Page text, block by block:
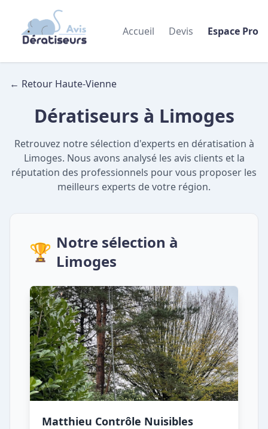
Accueil Devis Espace Pro
← Retour Haute-Vienne
Dératiseurs à Limoges
Retrouvez notre sélection d'experts en dératisation à
Limoges. Nous avons analysé les avis clients et la
réputation des professionnels pour vous proposer les
meilleurs experts de votre région.
🏆 Notre sélection à
Limoges
Matthieu Contrôle Nuisibles